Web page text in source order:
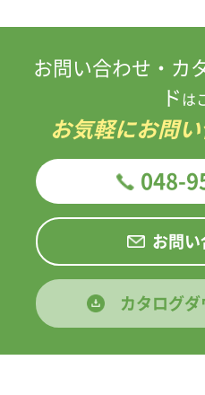
お問い合わせ・カ
ド は
お気軽にお問
048-
お問い
カタログダ